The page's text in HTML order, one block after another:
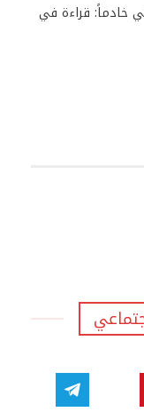
خادماً: قراءة في